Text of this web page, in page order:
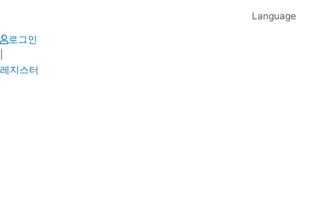
content
Language
로그인
레지스터